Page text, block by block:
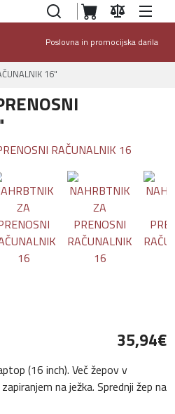
Poslovna in promocijska darila
16"
35,94‎€
(16 inch). Več žepov v
na ježka. Sprednji žep na